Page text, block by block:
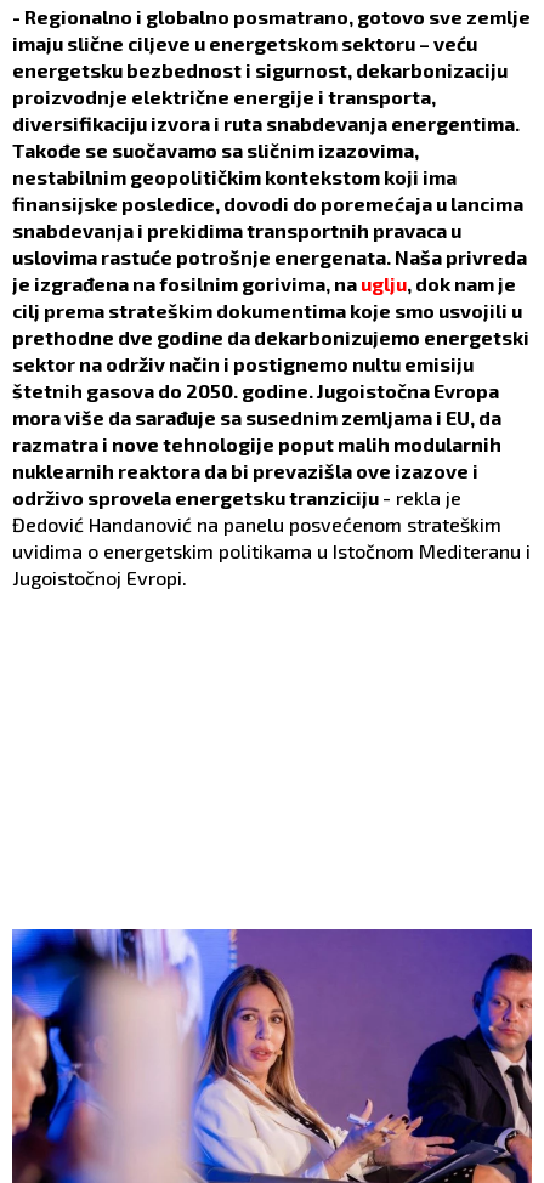
- Regionalno i globalno posmatrano, gotovo sve zemlje
imaju slične ciljeve u energetskom sektoru – veću
energetsku bezbednost i sigurnost, dekarbonizaciju
proizvodnje električne energije i transporta,
diversifikaciju izvora i ruta snabdevanja energentima.
Takođe se suočavamo sa sličnim izazovima,
nestabilnim geopolitičkim kontekstom koji ima
finansijske posledice, dovodi do poremećaja u lancima
snabdevanja i prekidima transportnih pravaca u
uslovima rastuće potrošnje energenata. Naša privreda
je izgrađena na fosilnim gorivima, na uglju, dok nam je
cilj prema strateškim dokumentima koje smo usvojili u
prethodne dve godine da dekarbonizujemo energetski
sektor na održiv način i postignemo nultu emisiju
štetnih gasova do 2050. godine. Jugoistočna Evropa
mora više da sarađuje sa susednim zemljama i EU, da
razmatra i nove tehnologije poput malih modularnih
nuklearnih reaktora da bi prevazišla ove izazove i
održivo sprovela energetsku tranziciju - rekla je
Đedović Handanović na panelu posvećenom strateškim
uvidima o energetskim politikama u Istočnom Mediteranu i
Jugoistočnoj Evropi.